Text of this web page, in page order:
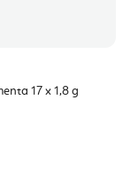
17 x 1,8 g